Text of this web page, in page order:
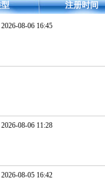
注册时间
2026-08-06 16:45
2026-08-06 11:28
2026-08-05 16:42